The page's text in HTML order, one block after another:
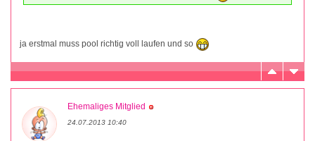
ja erstmal muss pool richtig voll laufen und so
Ehemaliges Mitglied
24.07.2013 10:40